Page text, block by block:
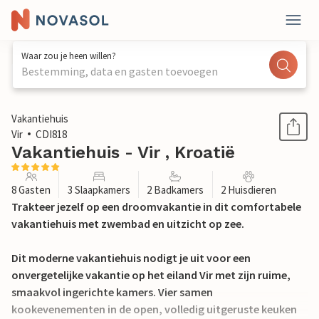
Waar zou je heen willen?
Bestemming, data en gasten toevoegen
1 / 27
Vakantiehuis
Vir
CDI818
Vakantiehuis - Vir , Kroatië
8 Gasten 3 Slaapkamers 2 Badkamers 2 Huisdieren
Trakteer jezelf op een droomvakantie in dit comfortabele
vakantiehuis met zwembad en uitzicht op zee.
Dit moderne vakantiehuis nodigt je uit voor een
onvergetelijke vakantie op het eiland Vir met zijn ruime,
smaakvol ingerichte kamers. Vier samen
kookevenementen in de open, volledig uitgeruste keuken